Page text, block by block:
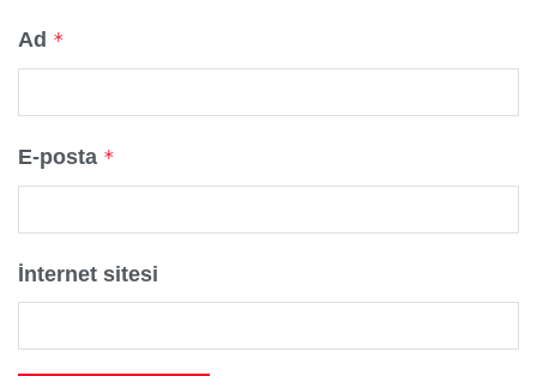
Ad *
E-posta *
İnternet sitesi